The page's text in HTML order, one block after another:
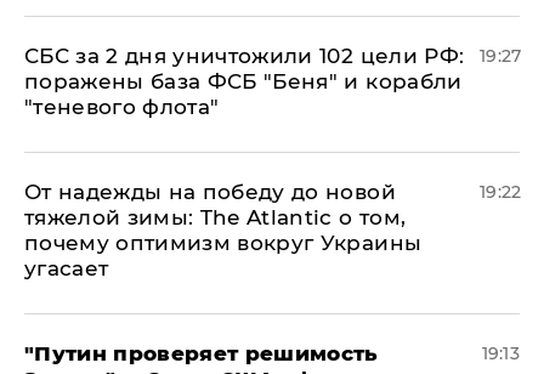
СБС за 2 дня уничтожили 102 цели РФ:
поражены база ФСБ "Беня" и корабли
"теневого флота"
19:27
От надежды на победу до новой
тяжелой зимы: The Atlantic о том,
почему оптимизм вокруг Украины
угасает
19:22
"Путин проверяет решимость
19:13